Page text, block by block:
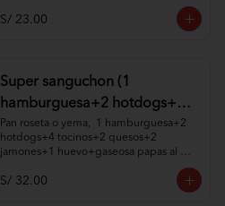
S/ 23.00
Super sanguchon (1
hamburguesa+2 hotdogs+4
tocinos+2 quesos+2
jamones+1 huevo+gaseosa
Pan roseta o yema,  1 hamburguesa+2
hotdogs+4 tocinos+2 quesos+2
jamones+1 huevo+gaseosa papas al
S/ 32.00